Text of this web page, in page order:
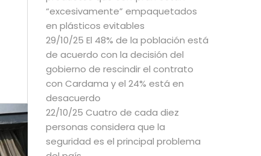
“excesivamente” empaquetados
en plásticos evitables
29/10/25 El 48% de la población está
de acuerdo con la decisión del
gobierno de rescindir el contrato
con Cardama y el 24% está en
desacuerdo
22/10/25 Cuatro de cada diez
personas considera que la
seguridad es el principal problema